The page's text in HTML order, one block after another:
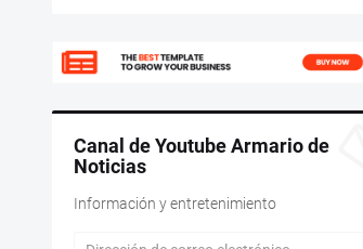
Canal de Youtube Armario de
Noticias
Información y entretenimiento